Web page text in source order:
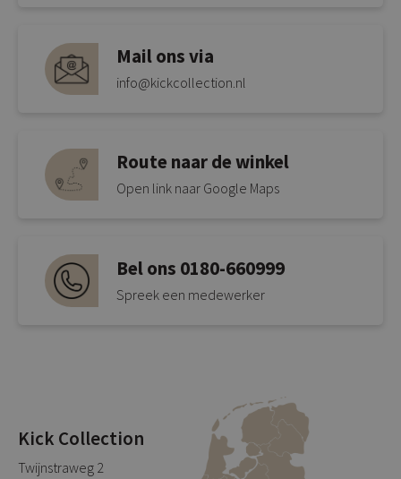
Mail ons via
info@kickcollection.nl
Route naar de winkel
Open link naar Google Maps
Bel ons 0180-660999
Spreek een medewerker
Kick Collection
Twijnstraweg 2